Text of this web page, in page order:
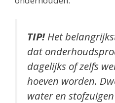
TIP!Het
dat
dagelijks of zelfs
hoeven worden.
water en